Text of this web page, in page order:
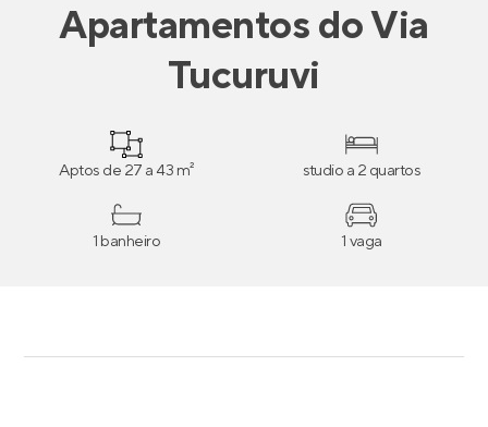
ApartamentosdoVia
Tucuruvi
Aptos de 27 a 43 m² studio a 2 quartos
1 banheiro 1 vaga